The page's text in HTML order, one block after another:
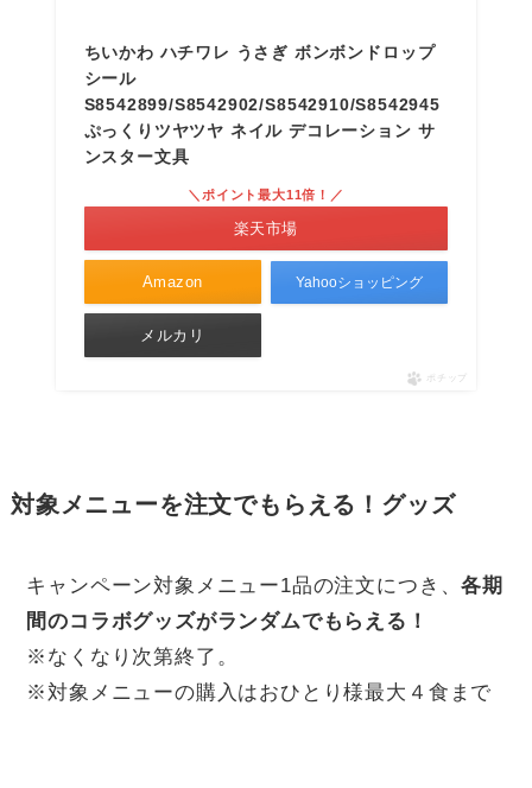
ちいかわ ハチワレ うさぎ ボンボンドロップ
シール
S8542899/S8542902/S8542910/S8542945
ぷっくりツヤツヤ ネイル デコレーション サ
ンスター文具
Amazon
＼ポイント最大11倍！／
楽天市場
Yahooショッピング
メルカリ
ポチップ
対象メニューを注文でもらえる！グッズ
キャンペーン対象メニュー1品の注文につき、各期
間のコラボグッズがランダムでもらえる！
※なくなり次第終了。
※対象メニューの購入はおひとり様最大４食まで